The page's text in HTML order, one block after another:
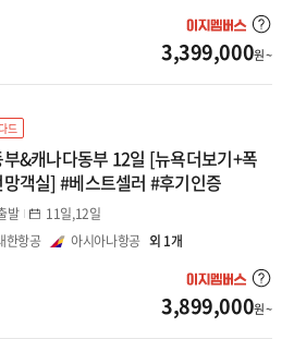
3,399,000원 ~
드
부&캐나다동부 12일 [뉴욕더보기+폭
객실] #베스트셀러 #후기인증
발
11일,12일
한항공
아시아나항공 외 1개
3,899,000원 ~